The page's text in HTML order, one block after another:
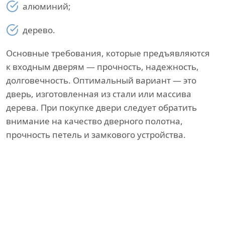
алюминий;
дерево.
Основные требования, которые предъявляются
к входным дверям — прочность, надежность,
долговечность. Оптимальный вариант — это
дверь, изготовленная из стали или массива
дерева. При покупке двери следует обратить
внимание на качество дверного полотна,
прочность петель и замкового устройства.